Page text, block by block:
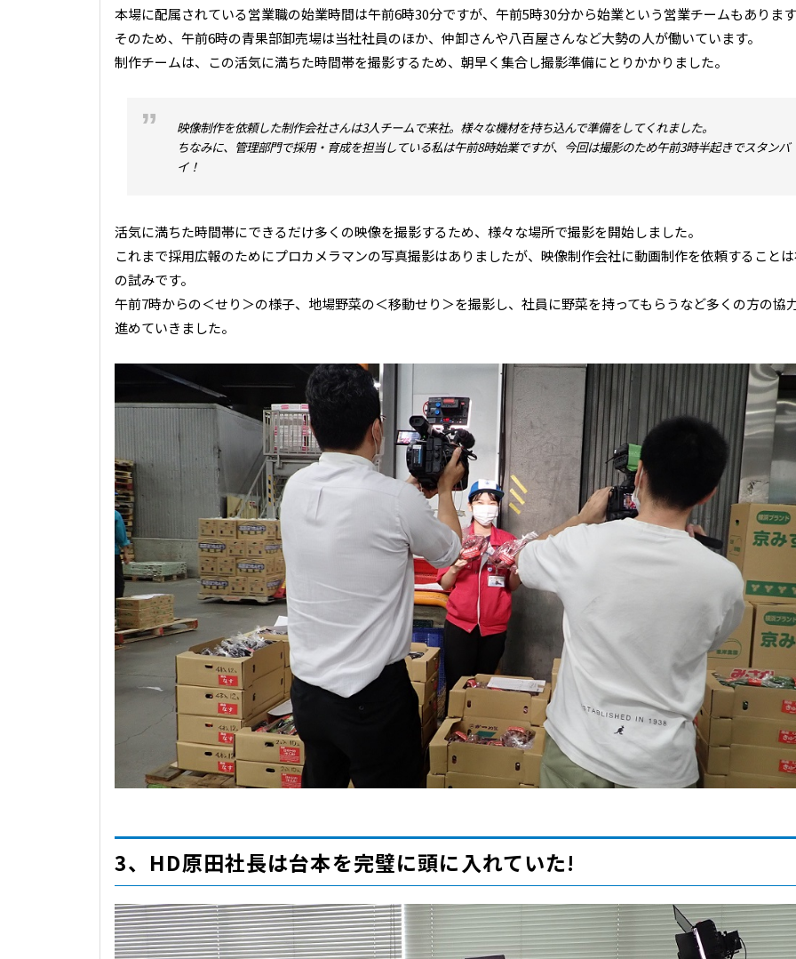
本場に配属されている営業職の始業時間は午前6時30分ですが、午前5時30分から始業という営業チームもありま
そのため、午前6時の青果部卸売場は当社社員のほか、仲卸さんや八百屋さんなど大勢の人が働いています。
制作チームは、この活気に満ちた時間帯を撮影するため、朝早く集合し撮影準備にとりかかりました。
映像制作を依頼した制作会社さんは3人チームで来社。様々な機材を持ち込んで準備をしてくれました。
ちなみに、管理部門で採用・育成を担当している私は午前8時始業ですが、今回は撮影のため午前3時半起きでスタンバ
イ！
活気に満ちた時間帯にできるだけ多くの映像を撮影するため、様々な場所で撮影を開始しました。
これまで採用広報のためにプロカメラマンの写真撮影はありましたが、映像制作会社に動画制作を依頼すること
の試みです。
午前7時からの＜せり＞の様子、地場野菜の＜移動せり＞を撮影し、社員に野菜を持ってもらうなど多くの方の協
進めていきました。
3、HD原田社長は台本を完璧に頭に入れていた!